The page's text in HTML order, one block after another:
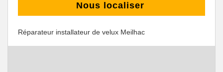
Nous localiser
Réparateur installateur de velux Meilhac